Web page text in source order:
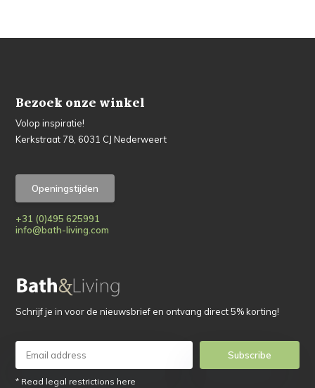
Bezoek onze winkel
Volop inspiratie!
Kerkstraat 78, 6031 CJ Nederweert
Openingstijden
+31 (0)495 625991
info@bath-living.com
Schrijf je in voor de nieuwsbrief en ontvang direct 5% korting!
Subscribe
* Read legal restrictions here